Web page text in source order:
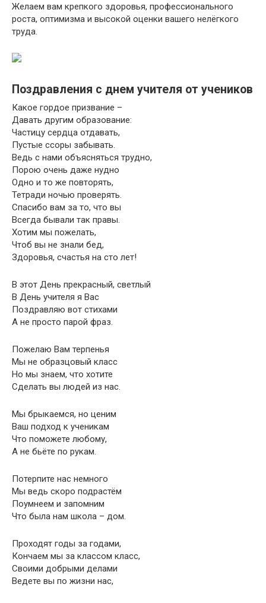
Желаем вам крепкого здоровья, профессионального
роста, оптимизма и высокой оценки вашего нелёгкого
труда.
Поздравления с днем учителя от учеников
Какое гордое призвание –
Давать другим образование:
Частицу сердца отдавать,
Пустые ссоры забывать.
Ведь с нами объясняться трудно,
Порою очень даже нудно
Одно и то же повторять,
Тетради ночью проверять.
Спасибо вам за то, что вы
Всегда бывали так правы.
Хотим мы пожелать,
Чтоб вы не знали бед,
Здоровья, счастья на сто лет!
В этот День прекрасный, светлый
В День учителя я Вас
Поздравляю вот стихами
А не просто парой фраз.
Пожелаю Вам терпенья
Мы не образцовый класс
Но мы знаем, что хотите
Сделать вы людей из нас.
Мы брыкаемся, но ценим
Ваш подход к ученикам
Что поможете любому,
А не бьёте по рукам.
Потерпите нас немного
Мы ведь скоро подрастём
Поумнеем и запомним
Что была нам школа – дом.
Проходят годы за годами,
Кончаем мы за классом класс,
Своими добрыми делами
Ведете вы по жизни нас,